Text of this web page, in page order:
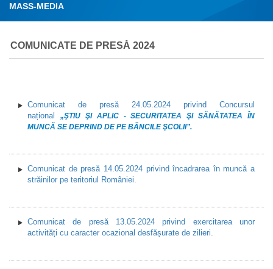
MASS-MEDIA
COMUNICATE DE PRESĂ 2024
Comunicat de presă 24.05.2024 privind Concursul
național „ŞTIU ŞI APLIC - SECURITATEA ŞI SĂNĂTATEA ÎN
MUNCĂ SE DEPRIND DE PE BĂNCILE ŞCOLII”.
Comunicat de presă 14.05.2024 privind încadrarea în muncă a
străinilor pe teritoriul României.
Comunicat de presă 13.05.2024 privind exercitarea unor
activități cu caracter ocazional desfășurate de zilieri.